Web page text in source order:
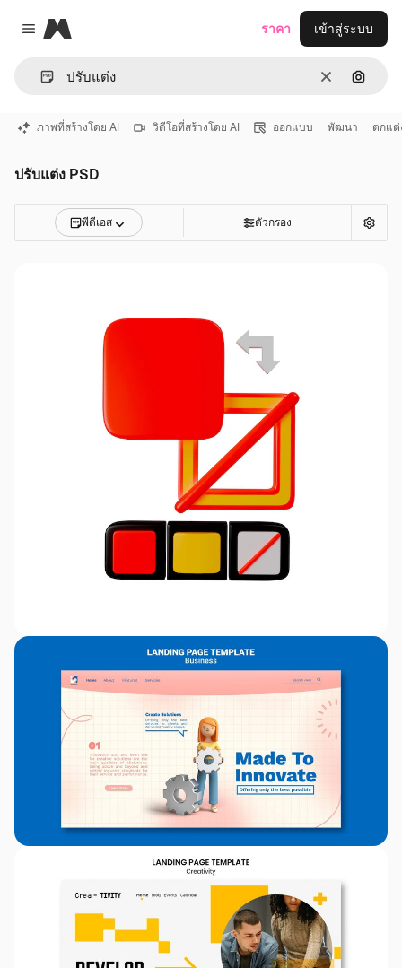
Close menu
Magnific
ชัดเจนค้นหา
ราคา เข้าสู่ระบบ
ภาพที่สร้างโดย AI วิดีโอที่สร้างโดย AI ออกแบบ พัฒนา ตกแต่
ปรับแต่ง PSD
พีดีเอส ตัวกรอง